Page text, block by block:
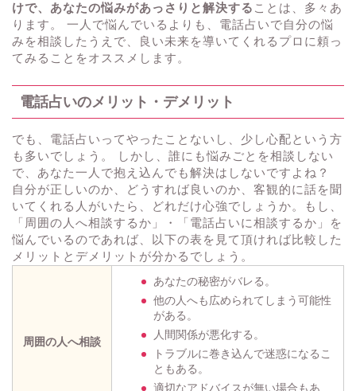
けで、あなたの悩みがあっさりと解決する ことは、多々あ
ります。 一人で悩んでいるよりも、電話占いで自分の悩
みを相談したうえで、良い未来を導いてくれるプロに頼っ
てみることをオススメします。
電話占いのメリット・デメリット
でも、電話占いってやったことないし、少し心配という方
も多いでしょう。 しかし、誰にも悩みごとを相談しない
で、あなた一人で抱え込んでも解決はしないですよね？
自分が正しいのか、どうすれば良いのか、客観的に話を聞
いてくれる人がいたら、どれだけ心強でしょうか。もし、
「周囲の人へ相談するか」・「電話占いに相談するか」を
悩んでいるのであれば、以下の表を見て頂ければ比較した
メリットとデメリットが分かるでしょう。
周囲の人へ相談
あなたの秘密がバレる。
他の人へも広められてしまう可能性
がある。
人間関係が悪化する。
トラブルに巻き込んで迷惑になるこ
ともある。
適切なアドバイスが無い場合もあ